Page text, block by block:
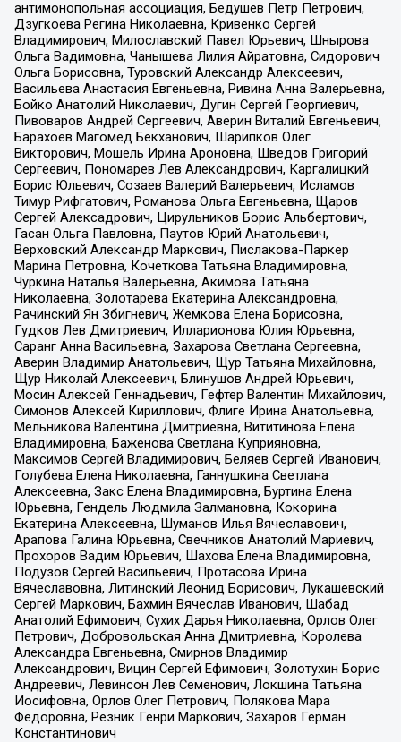
антимонопольная ассоциация, Бедушев Петр Петрович,
Дзугкоева Регина Николаевна, Кривенко Сергей
Владимирович, Милославский Павел Юрьевич, Шнырова
Ольга Вадимовна, Чанышева Лилия Айратовна, Сидорович
Ольга Борисовна, Туровский Александр Алексеевич,
Васильева Анастасия Евгеньевна, Ривина Анна Валерьевна,
Бойко Анатолий Николаевич, Дугин Сергей Георгиевич,
Пивоваров Андрей Сергеевич, Аверин Виталий Евгеньевич,
Барахоев Магомед Бекханович, Шарипков Олег
Викторович, Мошель Ирина Ароновна, Шведов Григорий
Сергеевич, Пономарев Лев Александрович, Каргалицкий
Борис Юльевич, Созаев Валерий Валерьевич, Исламов
Тимур Рифгатович, Романова Ольга Евгеньевна, Щаров
Сергей Алексадрович, Цирульников Борис Альбертович,
Гасан Ольга Павловна, Паутов Юрий Анатольевич,
Верховский Александр Маркович, Пислакова-Паркер
Марина Петровна, Кочеткова Татьяна Владимировна,
Чуркина Наталья Валерьевна, Акимова Татьяна
Николаевна, Золотарева Екатерина Александровна,
Рачинский Ян Збигневич, Жемкова Елена Борисовна,
Гудков Лев Дмитриевич, Илларионова Юлия Юрьевна,
Саранг Анна Васильевна, Захарова Светлана Сергеевна,
Аверин Владимир Анатольевич, Щур Татьяна Михайловна,
Щур Николай Алексеевич, Блинушов Андрей Юрьевич,
Мосин Алексей Геннадьевич, Гефтер Валентин Михайлович,
Симонов Алексей Кириллович, Флиге Ирина Анатольевна,
Мельникова Валентина Дмитриевна, Вититинова Елена
Владимировна, Баженова Светлана Куприяновна,
Максимов Сергей Владимирович, Беляев Сергей Иванович,
Голубева Елена Николаевна, Ганнушкина Светлана
Алексеевна, Закс Елена Владимировна, Буртина Елена
Юрьевна, Гендель Людмила Залмановна, Кокорина
Екатерина Алексеевна, Шуманов Илья Вячеславович,
Арапова Галина Юрьевна, Свечников Анатолий Мариевич,
Прохоров Вадим Юрьевич, Шахова Елена Владимировна,
Подузов Сергей Васильевич, Протасова Ирина
Вячеславовна, Литинский Леонид Борисович, Лукашевский
Сергей Маркович, Бахмин Вячеслав Иванович, Шабад
Анатолий Ефимович, Сухих Дарья Николаевна, Орлов Олег
Петрович, Добровольская Анна Дмитриевна, Королева
Александра Евгеньевна, Смирнов Владимир
Александрович, Вицин Сергей Ефимович, Золотухин Борис
Андреевич, Левинсон Лев Семенович, Локшина Татьяна
Иосифовна, Орлов Олег Петрович, Полякова Мара
Федоровна, Резник Генри Маркович, Захаров Герман
Константинович